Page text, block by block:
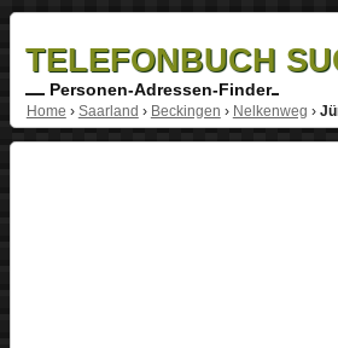
TELEFONBUCH
Personen-Adressen-Finder
Home › Saarland › Beckingen › Nelkenweg ›